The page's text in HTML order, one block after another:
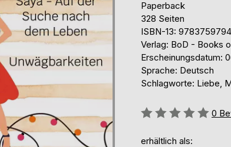
Paperback
328 Seiten
ISBN-13:
Verlag: BoD - Books
Erscheinungsdatum:
Sprache: Deutsch
Schlagworte: Liebe,
Bewertung::
0
erhältlich als: